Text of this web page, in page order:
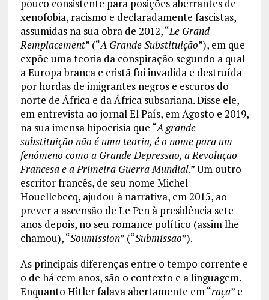
pouco consistente para posições aberrantes de
xenofobia, racismo e declaradamente fascistas,
assumidas na sua obra de 2012, “Le Grand
Remplacement” (“A Grande Substituição”), em que
expõe uma teoria da conspiração segundo a qual
a Europa branca e cristã foi invadida e destruída
por hordas de imigrantes negros e escuros do
norte de África e da África subsariana. Disse ele,
em entrevista ao jornal El País, em Agosto e 2019,
na sua imensa hipocrisia que “A grande
substituição não é uma teoria, é o nome para um
fenómeno como a Grande Depressão, a Revolução
Francesa e a Primeira Guerra Mundial.” Um outro
escritor francês, de seu nome Michel
Houellebecq, ajudou à narrativa, em 2015, ao
prever a ascensão de Le Pen à presidência sete
anos depois, no seu romance político (assim lhe
chamou), “Soumission” (“Submissão”).
As principais diferenças entre o tempo corrente e
o de há cem anos, são o contexto e a linguagem.
Enquanto Hitler falava abertamente em “raça” e